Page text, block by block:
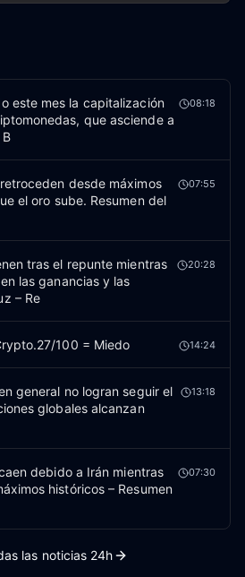
este mes la capitalización
que asciende a
08:18
desde máximos
el oro sube. Resumen del
07:55
tras el repunte mientras
las ganancias y las
– Re
20:28
100 = Miedo 14:24
general no logran seguir el
globales alcanzan
13:18
debido a Irán mientras
históricos – Resumen
07:30
las noticias 24h